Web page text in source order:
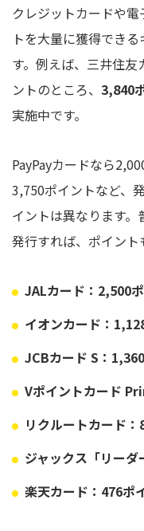
クレジットカードや
トを大量に獲得でき
す。例えば、三井住
ントのところ、 3,840
実施中です。
PayPayカードなら
3,750ポイントなど、
イントは異なります
発行すれば、ポイント
JALカード：2,500
イオンカード：
JCBカード S：
Vポイントカード
リクルートカード
ジャックス「リー
楽天カード：476ポ